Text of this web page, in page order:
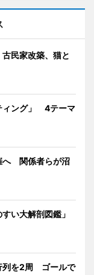
民家改築、猫と
ィング」 4テーマ
へ 関係者らが沼
い大解剖図鑑」
列を2周 ゴールで